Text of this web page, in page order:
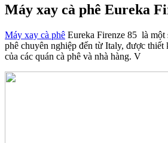
Máy xay cà phê Eureka
Máy xay cà phê Eureka Firenze 85 là một
phê chuyên nghiệp đến từ Italy, được thiết
của các quán cà phê và nhà hàng. V